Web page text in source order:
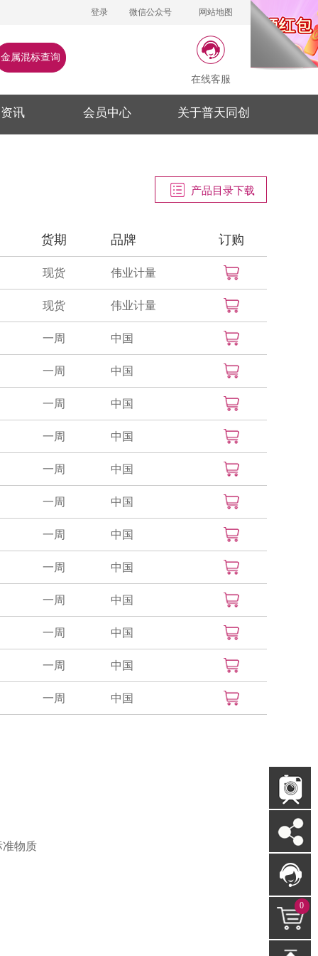
登录 微信公众号 网站地图
金属混标查询
在线客服
讯 会员中心 关于普天同创
产品目录下载
货期 品牌 订购
现货 伟业计量
现货 伟业计量
一周 中国
一周 中国
一周 中国
一周 中国
一周 中国
一周 中国
一周 中国
一周 中国
一周 中国
一周 中国
一周 中国
一周 中国
准物质
0